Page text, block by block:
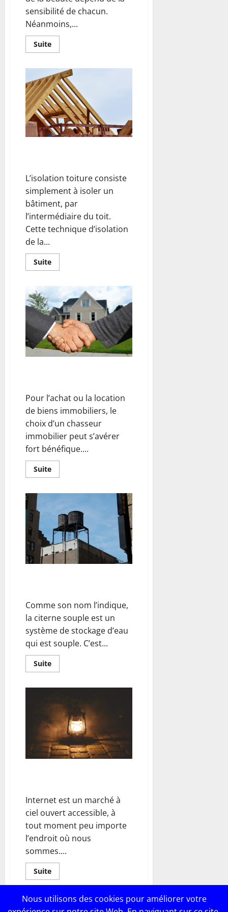
sensibilité de chacun.
Néanmoins,...
SuiteEn
savoir
Comment
réaliser
des
objets
en
fil
de
fer
?
L’isolation toiture consiste
simplement à isoler un
bâtiment, par
l’intermédiaire du toit.
Cette technique d’isolation
de la...
SuiteEn
savoir
L’importance
de
l’isolation
de
la
toiture
Pour l’achat ou la location
de biens immobiliers, le
choix d’un chasseur
immobilier peut s’avérer
fort bénéfique....
SuiteEn
savoir
immobilier
comment
bien
choisir
?
Comme son nom l’indique,
la citerne souple est un
système de stockage d’eau
qui est souple. C’est...
SuiteEn
savoir
souple,
qu’est
que
c’est ?
Internet est un marché à
ciel ouvert accessible, à
tout moment peu importe
l’endroit où nous
sommes....
SuiteEn
savoir
plus
Les
Nous utilisons des cookies pour améliorer votre